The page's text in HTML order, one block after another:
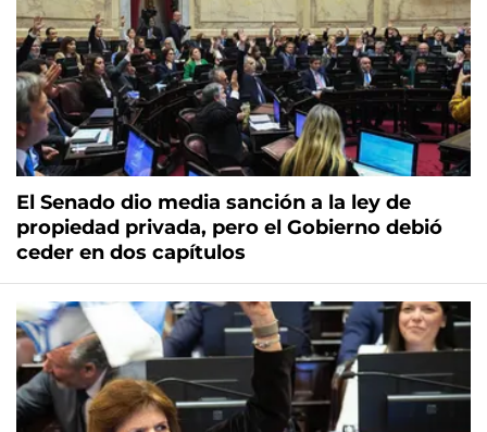
El Senado dio media sanción a la ley de
propiedad privada, pero el Gobierno debió
ceder en dos capítulos